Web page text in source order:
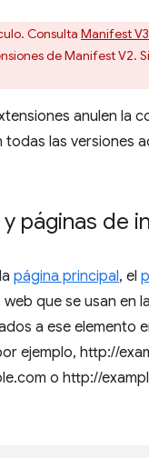
Consulta Manifest
de Manifest V2.
anulen la
las versiones
páginas de
página principal, el
web que se usan en
a ese elemento
ejemplo, http://
o http://